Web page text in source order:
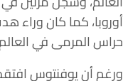
أوروبا، كما كان
حراس المرمى في